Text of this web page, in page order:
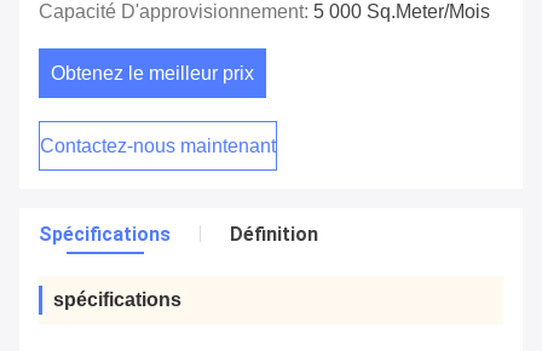
Capacité D'approvisionnement: 5 000 Sq.meter/mois
Obtenez le meilleur prix
Contactez-nous maintenant
Spécifications Définition
spécifications